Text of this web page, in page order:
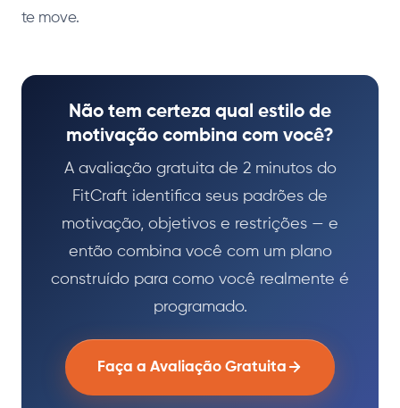
te move.
Não tem certeza qual estilo de
motivação combina com você?
A avaliação gratuita de 2 minutos do
FitCraft identifica seus padrões de
motivação, objetivos e restrições — e
então combina você com um plano
construído para como você realmente é
programado.
Faça a Avaliação Gratuita